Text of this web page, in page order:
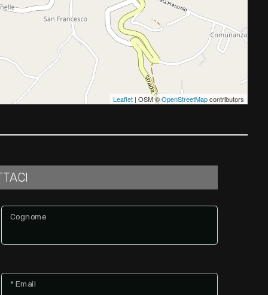
Leaflet | OSM ©OpenStreetMapcontributors
Cognome
* Email